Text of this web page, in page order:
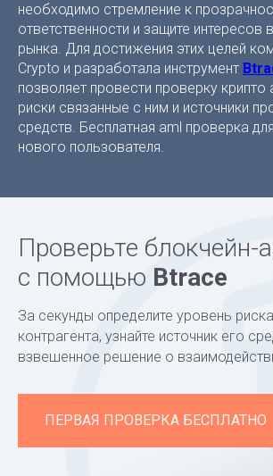
необходимо стремление к
ответственности и защите интересов
рынка. Для достижения этих целей
Crypto и разработала инструмент
позволяет провести проверку крипто
риски связанные с ним и источники
средств. Бесплатная aml проверка
нового пользователя.
Проверьте блокчейн-
с помощью Btrace
За секунды определите уровень
контрагента, узнайте источник его
взвешенное решение о
ПЕРВАЯ ПРОВЕРКА БЕСПЛАТНО